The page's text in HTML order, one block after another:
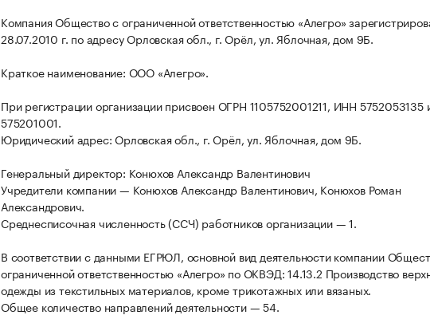
Компания Общество с ограниченной ответственностью «Алегро»
28.07.2010 г. по адресу Орловская обл., г. Орёл, ул. Яблочная, дом 9Б.
Краткое наименование: ООО «Алегро».
При регистрации организации присвоен ОГРН 1105752001211, ИНН
575201001.
Юридический адрес: Орловская обл., г. Орёл, ул. Яблочная, дом 9Б.
Генеральный директор: Конюхов Александр Валентинович
Учредители компании — Конюхов Александр Валентинович, Конюхов Роман
Александрович.
Среднесписочная численность (ССЧ) работников организации — 1.
В соответствии с данными ЕГРЮЛ, основной вид деятельности компании
ограниченной ответственностью «Алегро» по ОКВЭД: 14.13.2 Производство
одежды из текстильных материалов, кроме трикотажных или вязаных.
Общее количество направлений деятельности — 54.